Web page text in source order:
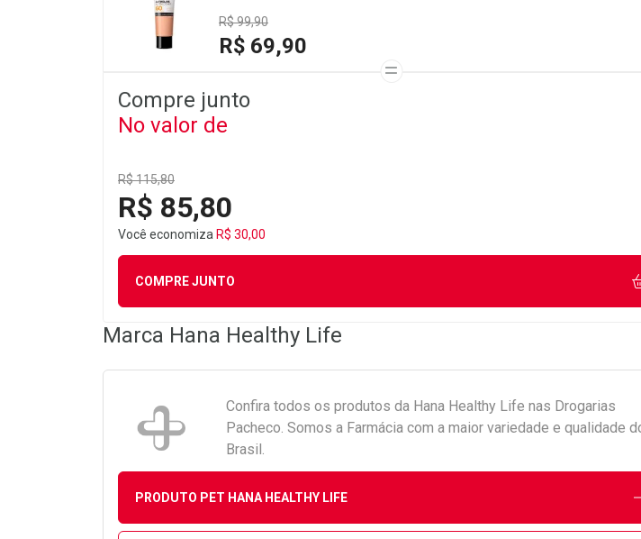
R$ 99,90
R$ 69,90
Compre junto
No valor de
R$ 115,80
R$ 85,80
Você economiza R$ 30,00
COMPRE JUNTO
Marca Hana Healthy Life
Confira todos os produtos da Hana Healthy Life nas Drogarias
Pacheco. Somos a Farmácia com a maior variedade e qualidade
Brasil.
PRODUTO PET HANA HEALTHY LIFE